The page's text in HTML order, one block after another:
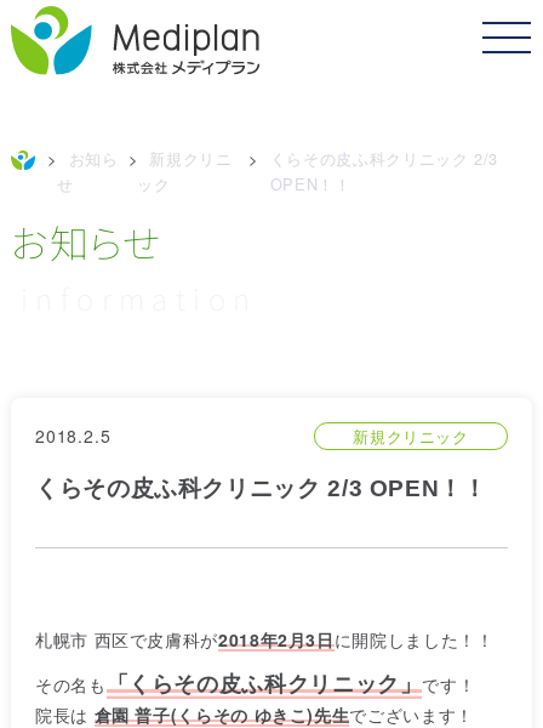
>
お知ら
せ
>
新規クリニ
ック
>
くらその皮ふ科クリニック 2/3
OPEN！！
お知らせ
2018.2.5 新規クリニック
くらその皮ふ科クリニック 2/3 OPEN！！
札幌市 西区で皮膚科が2018年2月3日に開院しました！！
その名も「くらその皮ふ科クリニック」です！
院長は 倉園 普子(くらその ゆきこ)先生でございます！